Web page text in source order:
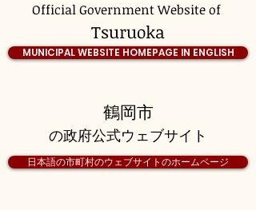
Official Government Website of
Tsuruoka
MUNICIPAL WEBSITE HOMEPAGE IN ENGLISH
鶴岡市
日本語の市町村のウェブサイトのホームページ
の政府公式ウェブサイト